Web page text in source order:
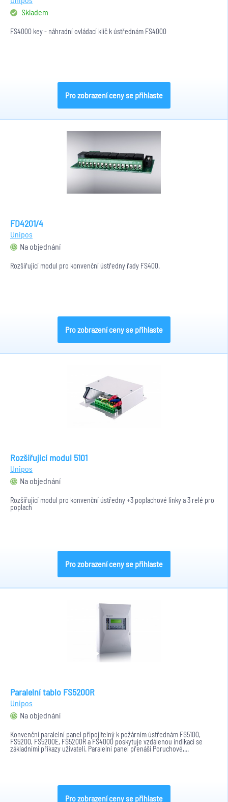
Skladem
FS4000 key - náhradní ovládací klíč k ústřednám FS4000
Pro zobrazení ceny se přihlaste
FD4201/4
Unipos
Na objednání
Rozšiřující modul pro konvenční ústředny řady FS400.
Pro zobrazení ceny se přihlaste
Rozšiřující modul 5101
Unipos
Na objednání
Rozšiřující modul pro konvenční ústředny +3 poplachové linky a 3 relé pro
poplach
Pro zobrazení ceny se přihlaste
Paralelní tablo FS5200R
Unipos
Na objednání
Konvenční paralelní panel připojitelný k požárním ústřednám FS5100,
FS5200, FS5200E, FS5200R a FS4000 poskytuje vzdálenou indikaci se
základními příkazy uživateli. Paralelní panel přenáší Poruchové,...
Pro zobrazení ceny se přihlaste